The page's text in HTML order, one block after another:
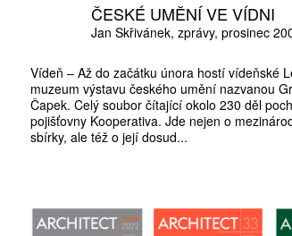
ČESKÉ UMĚNÍ VE VÍDNI
Jan Skřivánek zprávy prosinec
Vídeň – Až do začátku února hostí vídeňské
muzeum výstavu českého umění nazvanou
Čapek. Celý soubor čítající okolo 230 děl
pojišťovny Kooperativa. Jde nejen o
sbírky, ale též o její dosud...